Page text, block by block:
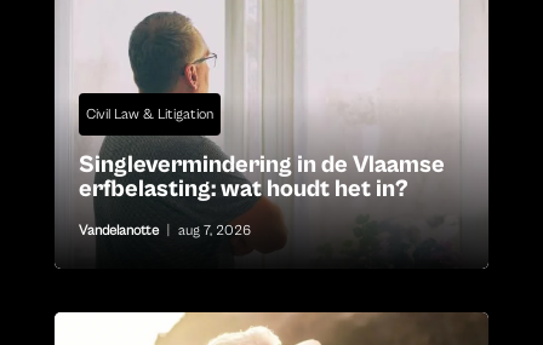
Civil Law & Litigation
Singlevermindering in de Vlaamse
erfbelasting: wat houdt het in?
Vandelanotte aug 7, 2026